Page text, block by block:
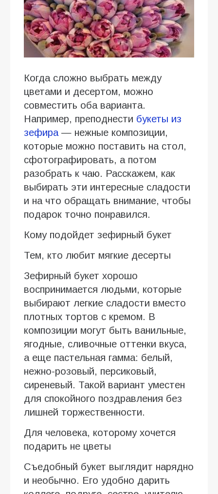
Когда сложно выбрать между
цветами и десертом, можно
совместить оба варианта.
Например, преподнести букеты из
зефира— нежные композиции,
которые можно поставить на стол,
сфотографировать, а потом
разобрать к чаю. Расскажем, как
выбирать эти интересные сладости
и на что обращать внимание, чтобы
подарок точно понравился.
Кому подойдет зефирный букет
Тем, кто любит мягкие десерты
Зефирный букет хорошо
воспринимается людьми, которые
выбирают легкие сладости вместо
плотных тортов с кремом. В
композиции могут быть ванильные,
ягодные, сливочные оттенки вкуса,
а еще пастельная гамма: белый,
нежно-розовый, персиковый,
сиреневый. Такой вариант уместен
для спокойного поздравления без
лишней торжественности.
Для человека, которому хочется
подарить не цветы
Съедобный букет выглядит нарядно
и необычно. Его удобно дарить